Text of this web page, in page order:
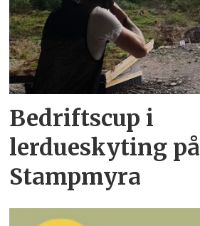
Bedriftscup i
lerdueskyting på
Stampmyra